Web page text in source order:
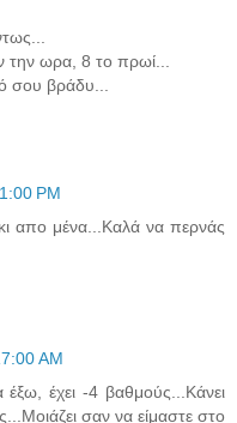
ωρα, 8 το πρωί...
σου βράδυ...
PM
απο μένα...Καλά να περνάς
AM
έχει -4 βαθμούς...Κάνει
σαν να είμαστε στο